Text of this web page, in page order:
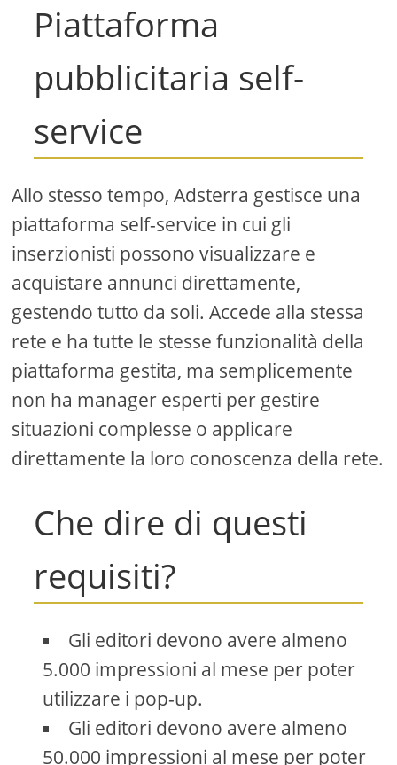
Piattaforma
pubblicitaria self-
service
Allo stesso tempo, Adsterra gestisce una
piattaforma self-service in cui gli
inserzionisti possono visualizzare e
acquistare annunci direttamente,
gestendo tutto da soli. Accede alla stessa
rete e ha tutte le stesse funzionalità della
piattaforma gestita, ma semplicemente
non ha manager esperti per gestire
situazioni complesse o applicare
direttamente la loro conoscenza della rete.
Che dire di questi
requisiti?
Gli editori devono avere almeno
5.000 impressioni al mese per poter
utilizzare i pop-up.
Gli editori devono avere almeno
50.000 impressioni al mese per poter